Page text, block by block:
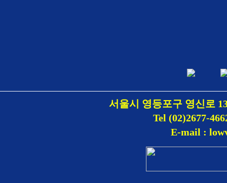
서울시 영등포구 영신로
Tel (02)2677-
E-mail :